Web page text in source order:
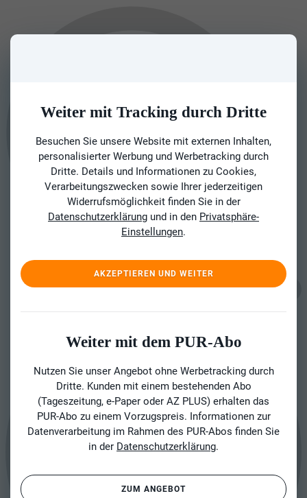
Weiter mit Tracking durch Dritte
Besuchen Sie unsere Website mit externen Inhalten,
personalisierter Werbung und Werbetracking durch
Dritte. Details und Informationen zu Cookies,
Verarbeitungszwecken sowie Ihrer jederzeitigen
Widerrufsmöglichkeit finden Sie in der
Datenschutzerklärung und in den Privatsphäre-
Einstellungen.
AKZEPTIEREN UND WEITER
Weiter mit dem PUR-Abo
Nutzen Sie unser Angebot ohne Werbetracking durch
Dritte. Kunden mit einem bestehenden Abo
(Tageszeitung, e-Paper oder AZ PLUS) erhalten das
PUR-Abo zu einem Vorzugspreis. Informationen zur
Datenverarbeitung im Rahmen des PUR-Abos finden Sie
in der Datenschutzerklärung.
ZUM ANGEBOT